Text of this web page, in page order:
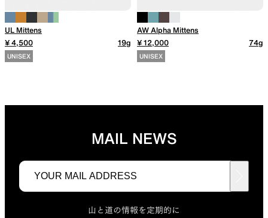
UL Mittens
¥ 4,500
19g
UNISEX
AW Alpha Mittens
¥ 12,000
74g
UNISEX
MAIL NEWS
山と道の情報を定期的に